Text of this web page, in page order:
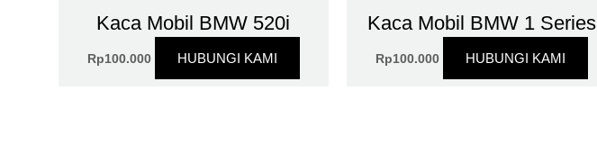
Kaca Mobil BMW 520i
Rp100.000 HUBUNGI KAMI
Kaca Mobil BMW 1 Series
Rp100.000 HUBUNGI KAMI